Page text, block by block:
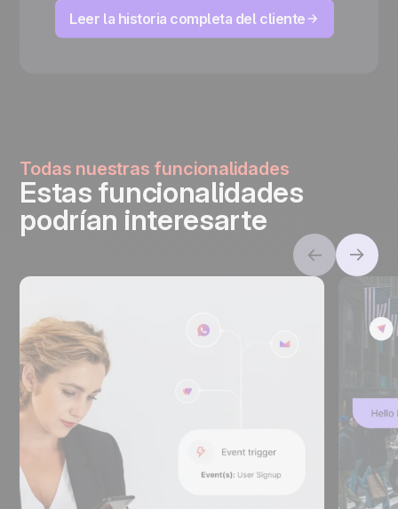
Leer la historia completa del cliente
Todas nuestras funcionalidades
Estas funcionalidades
podrían interesarte